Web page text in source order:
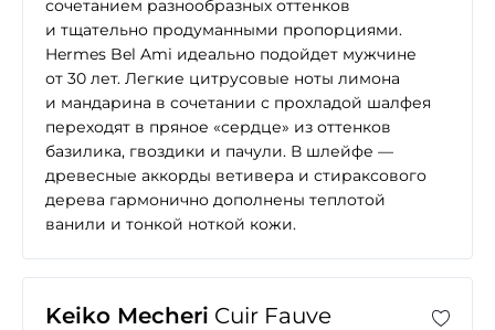
сочетанием разнообразных оттенков
и тщательно продуманными пропорциями.
Hermes Bel Ami идеально подойдет мужчине
от 30 лет. Легкие цитрусовые ноты лимона
и мандарина в сочетании с прохладой шалфея
переходят в пряное «сердце» из оттенков
базилика, гвоздики и пачули. В шлейфе —
древесные аккорды ветивера и стираксового
дерева гармонично дополнены теплотой
ванили и тонкой ноткой кожи.
Keiko Mecheri Cuir Fauve